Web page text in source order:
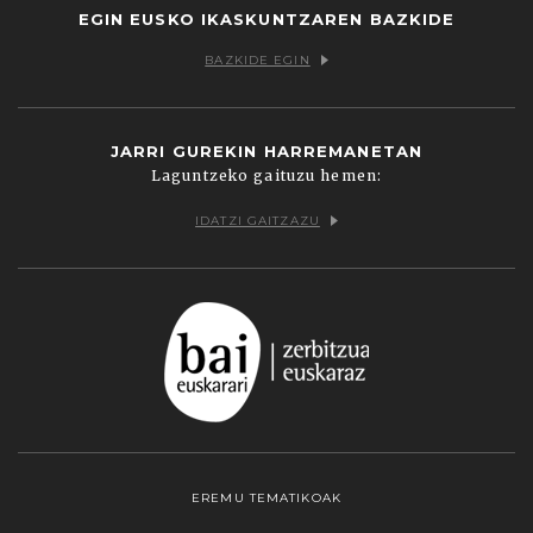
EGIN EUSKO IKASKUNTZAREN BAZKIDE
BAZKIDE EGIN
JARRI GUREKIN HARREMANETAN
Laguntzeko gaituzu hemen:
IDATZI GAITZAZU
EREMU TEMATIKOAK